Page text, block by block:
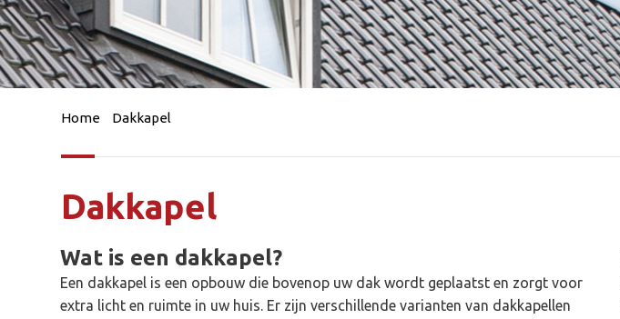
Home Dakkapel
Dakkapel
Wat is een dakkapel?
Een dakkapel is een opbouw die bovenop uw dak wordt geplaatst en zorgt voor
extra licht en ruimte in uw huis. Er zijn verschillende varianten van dakkapellen